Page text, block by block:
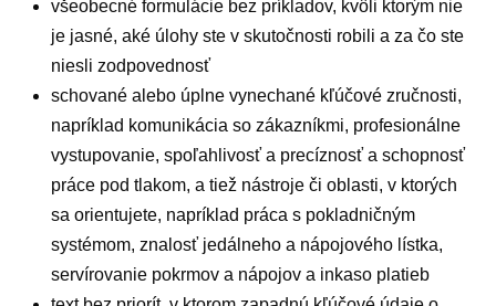
všeobecné formulácie bez príkladov, kvôli ktorým nie
je jasné, aké úlohy ste v skutočnosti robili a za čo ste
niesli zodpovednosť
schované alebo úplne vynechané kľúčové zručnosti,
napríklad komunikácia so zákazníkmi, profesionálne
vystupovanie, spoľahlivosť a precíznosť a schopnosť
práce pod tlakom, a tiež nástroje či oblasti, v ktorých
sa orientujete, napríklad práca s pokladničným
systémom, znalosť jedálneho a nápojového lístka,
servírovanie pokrmov a nápojov a inkaso platieb